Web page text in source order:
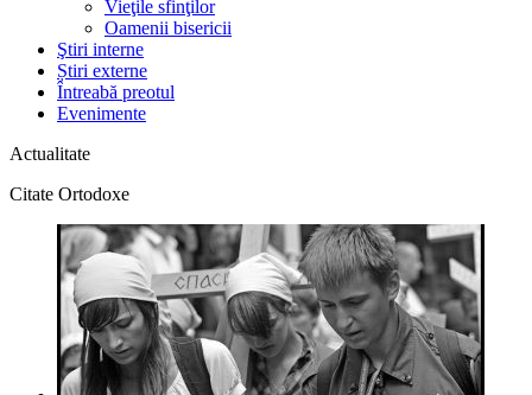
Vieţile sfinţilor
Oamenii bisericii
Ştiri interne
Știri externe
Întreabă preotul
Evenimente
Actualitate
Citate Ortodoxe